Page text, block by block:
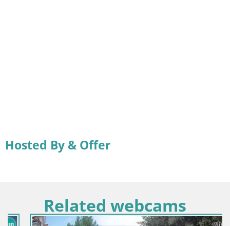
Hosted By & Offer
Related webcams